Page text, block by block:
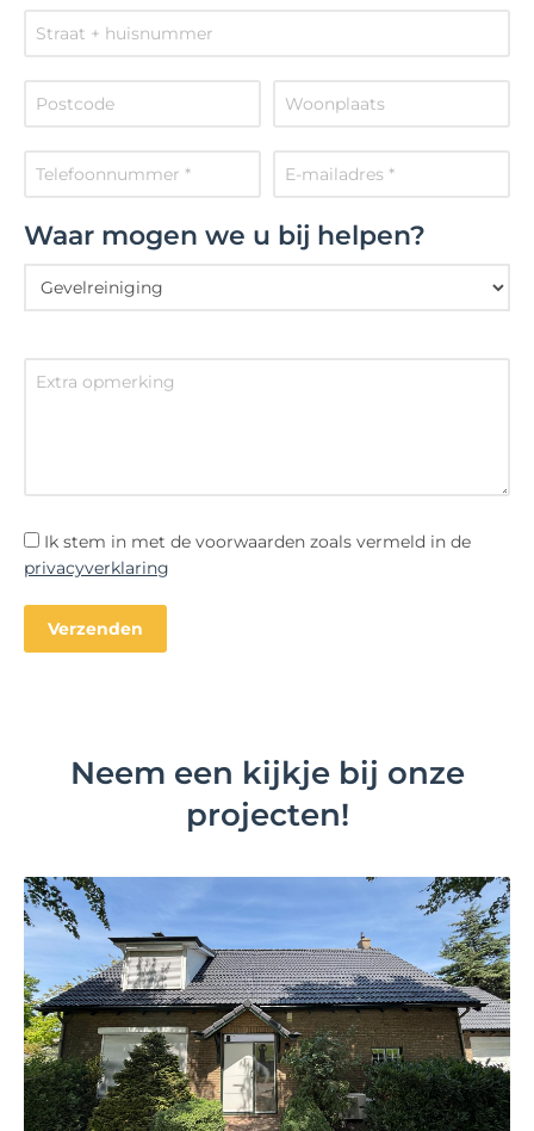
Waar mogen we u bij helpen?
Ik stem in met de voorwaarden zoals vermeld in de
privacyverklaring
Neem een kijkje bij onze
projecten!
Bekijk project